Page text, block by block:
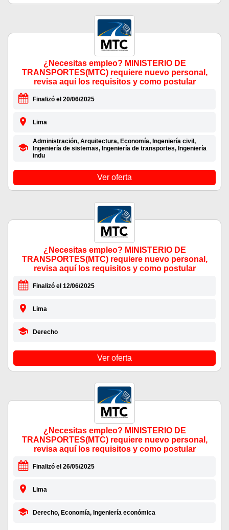
¿Necesitas empleo? MINISTERIO DE
TRANSPORTES(MTC) requiere nuevo personal,
revisa aquí los requisitos y como postular
Finalizó el 20/06/2025
Lima
Administración, Arquitectura, Economía, Ingeniería civil,
Ingeniería de sistemas, Ingeniería de transportes, Ingeniería
indu
Ver oferta
¿Necesitas empleo? MINISTERIO DE
TRANSPORTES(MTC) requiere nuevo personal,
revisa aquí los requisitos y como postular
Finalizó el 12/06/2025
Lima
Derecho
Ver oferta
¿Necesitas empleo? MINISTERIO DE
TRANSPORTES(MTC) requiere nuevo personal,
revisa aquí los requisitos y como postular
Finalizó el 26/05/2025
Lima
Derecho, Economía, Ingeniería económica